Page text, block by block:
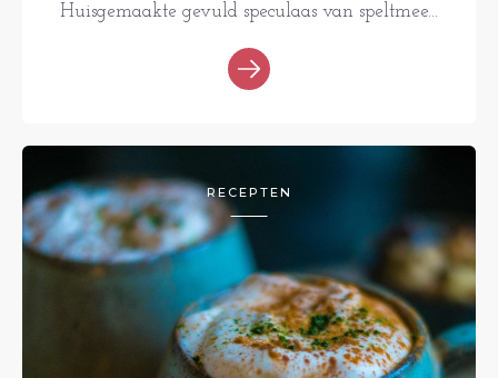
Huisgemaakte gevuld speculaas van speltmee...
RECEPTEN